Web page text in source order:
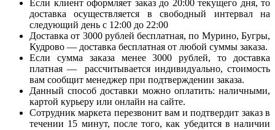
Если клиент оформляет заказ до 20:00 текущего дня, то
доставка осуществляется в свободный интервал на
следующий день с 12:00 до 22:00
Доставка от 3000 рублей бесплатная, по Мурино, Бугры,
Кудрово — доставка бесплатная от любой суммы заказа.
Если сумма заказа менее 3000 рублей, то доставка
платная — рассчитывается индивидуально, стоимость
вам сообщит менеджер при подтверждении заказа.
Данный способ доставки можно оплатить: наличными,
картой курьеру или онлайн на сайте.
Сотрудник маркета перезвонит вам и подтвердит заказ в
течении 15 минут, после того, как убедится в наличии